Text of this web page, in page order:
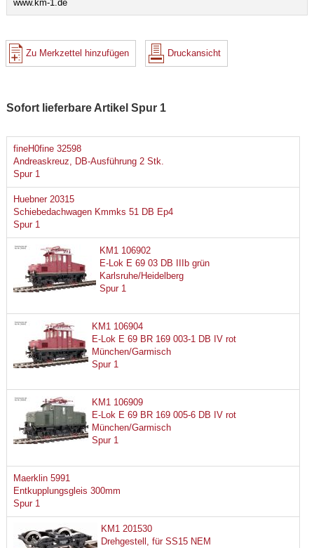
www.km-1.de
Zu Merkzettel hinzufügen Druckansicht
Sofort lieferbare Artikel Spur 1
fineH0fine 32598
Andreaskreuz, DB-Ausführung 2 Stk.
Spur 1
Huebner 20315
Schiebedachwagen Kmmks 51 DB Ep4
Spur 1
KM1 106902
E-Lok E 69 03 DB IIIb grün
Karlsruhe/Heidelberg
Spur 1
KM1 106904
E-Lok E 69 BR 169 003-1 DB IV rot
München/Garmisch
Spur 1
KM1 106909
E-Lok E 69 BR 169 005-6 DB IV rot
München/Garmisch
Spur 1
Maerklin 5991
Entkupplungsgleis 300mm
Spur 1
KM1 201530
Drehgestell, für SS15 NEM